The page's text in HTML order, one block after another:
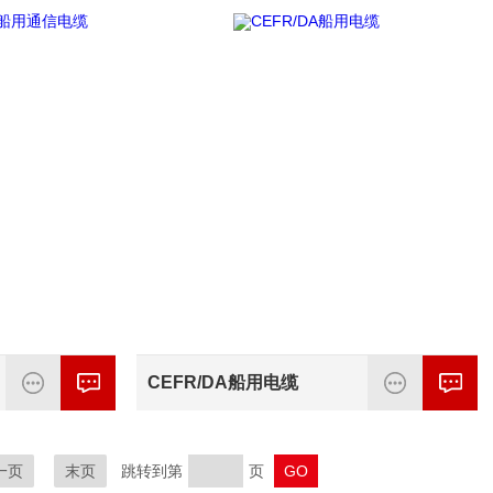
CEFR/DA船用电缆
页 末页 跳转到第 页